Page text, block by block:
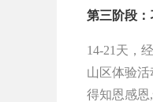
第三阶段
14-21天，
山区体验
得知恩感